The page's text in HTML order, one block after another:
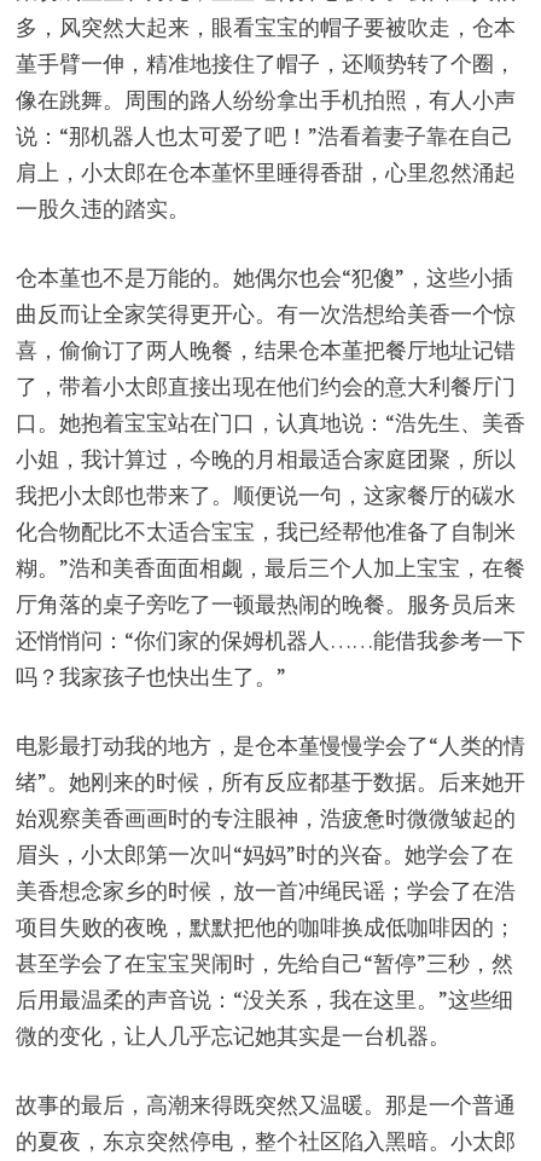
多，风突然大起来，眼看宝宝的帽子要被吹走，仓本
堇手臂一伸，精准地接住了帽子，还顺势转了个圈，
像在跳舞。周围的路人纷纷拿出手机拍照，有人小声
说：“那机器人也太可爱了吧！”浩看着妻子靠在自己
肩上，小太郎在仓本堇怀里睡得香甜，心里忽然涌起
一股久违的踏实。
仓本堇也不是万能的。她偶尔也会“犯傻”，这些小插
曲反而让全家笑得更开心。有一次浩想给美香一个惊
喜，偷偷订了两人晚餐，结果仓本堇把餐厅地址记错
了，带着小太郎直接出现在他们约会的意大利餐厅门
口。她抱着宝宝站在门口，认真地说：“浩先生、美香
小姐，我计算过，今晚的月相最适合家庭团聚，所以
我把小太郎也带来了。顺便说一句，这家餐厅的碳水
化合物配比不太适合宝宝，我已经帮他准备了自制米
糊。”浩和美香面面相觑，最后三个人加上宝宝，在餐
厅角落的桌子旁吃了一顿最热闹的晚餐。服务员后来
还悄悄问：“你们家的保姆机器人……能借我参考一下
吗？我家孩子也快出生了。”
电影最打动我的地方，是仓本堇慢慢学会了“人类的情
绪”。她刚来的时候，所有反应都基于数据。后来她开
始观察美香画画时的专注眼神，浩疲惫时微微皱起的
眉头，小太郎第一次叫“妈妈”时的兴奋。她学会了在
美香想念家乡的时候，放一首冲绳民谣；学会了在浩
项目失败的夜晚，默默把他的咖啡换成低咖啡因的；
甚至学会了在宝宝哭闹时，先给自己“暂停”三秒，然
后用最温柔的声音说：“没关系，我在这里。”这些细
微的变化，让人几乎忘记她其实是一台机器。
故事的最后，高潮来得既突然又温暖。那是一个普通
的夏夜，东京突然停电，整个社区陷入黑暗。小太郎